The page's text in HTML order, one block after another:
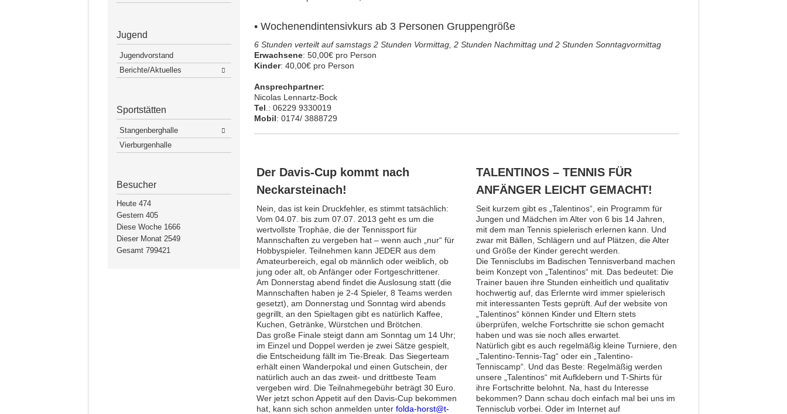
Jugend
Jugendvorstand
Berichte/Aktuelles
Sportstätten
Stangenberghalle
Vierburgenhalle
Besucher
Heute 474
Gestern 405
Diese Woche 1666
Dieser Monat 2549
Gesamt 799421
• Wochenendintensivkurs ab 3 Personen Gruppengröße
6 Stunden verteilt auf samstags 2 Stunden Vormittag, 2 Stunden Nachmittag und 2 Stunden Sonntagvormittag
Erwachsene: 50,00€ pro Person
Kinder: 40,00€ pro Person
Ansprechpartner:
Nicolas Lennartz-Bock
Tel .: 06229 9330019
Mobil: 0174/ 3888729
Der Davis-Cup kommt nach
Neckarsteinach!
Nein, das ist kein Druckfehler, es stimmt tatsächlich:
Vom 04.07. bis zum 07.07. 2013 geht es um die
wertvollste Trophäe, die der Tennissport für
Mannschaften zu vergeben hat – wenn auch „nur“ für
Hobbyspieler. Teilnehmen kann JEDER aus dem
Amateurbereich, egal ob männlich oder weiblich, ob
jung oder alt, ob Anfänger oder Fortgeschrittener.
Am Donnerstag abend findet die Auslosung statt (die
Mannschaften haben je 2-4 Spieler, 8 Teams werden
gesetzt), am Donnerstag und Sonntag wird abends
gegrillt, an den Spieltagen gibt es natürlich Kaffee,
Kuchen, Getränke, Würstchen und Brötchen.
Das große Finale steigt dann am Sonntag um 14 Uhr;
im Einzel und Doppel werden je zwei Sätze gespielt,
die Entscheidung fällt im Tie-Break. Das Siegerteam
erhält einen Wanderpokal und einen Gutschein, der
natürlich auch an das zweit- und drittbeste Team
vergeben wird. Die Teilnahmegebühr beträgt 30 Euro.
Wer jetzt schon Appetit auf den Davis-Cup bekommen
hat, kann sich schon anmelden unter folda-horst@t-
TALENTINOS – TENNIS FÜR
ANFÄNGER LEICHT GEMACHT!
Seit kurzem gibt es „Talentinos“, ein Programm für
Jungen und Mädchen im Alter von 6 bis 14 Jahren,
mit dem man Tennis spielerisch erlernen kann. Und
zwar mit Bällen, Schlägern und auf Plätzen, die Alter
und Größe der Kinder gerecht werden.
Die Tennisclubs im Badischen Tennisverband machen
beim Konzept von „Talentinos“ mit. Das bedeutet: Die
Trainer bauen ihre Stunden einheitlich und qualitativ
hochwertig auf, das Erlernte wird immer spielerisch
mit interessanten Tests geprüft. Auf der website von
„Talentinos“ können Kinder und Eltern stets
überprüfen, welche Fortschritte sie schon gemacht
haben und was sie noch alles erwartet.
Natürlich gibt es auch regelmäßig kleine Turniere, den
„Talentino-Tennis-Tag“ oder ein „Talentino-
Tenniscamp“. Und das Beste: Regelmäßig werden
unsere „Talentinos“ mit Aufklebern und T-Shirts für
ihre Fortschritte belohnt. Na, hast du Interesse
bekommen? Dann schau doch einfach mal bei uns im
Tennisclub vorbei. Oder im Internet auf